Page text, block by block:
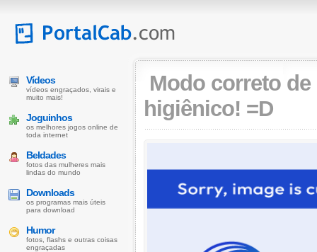
Modo correto
higiênico! =D
Vídeos
vídeos engraçados, virais e
muito mais!
Joguinhos
os melhores jogos online de
toda internet
Beldades
fotos das mulheres mais
lindas do mundo
Downloads
os programas mais úteis
para download
Humor
fotos, flashs e outras coisas
engraçadas